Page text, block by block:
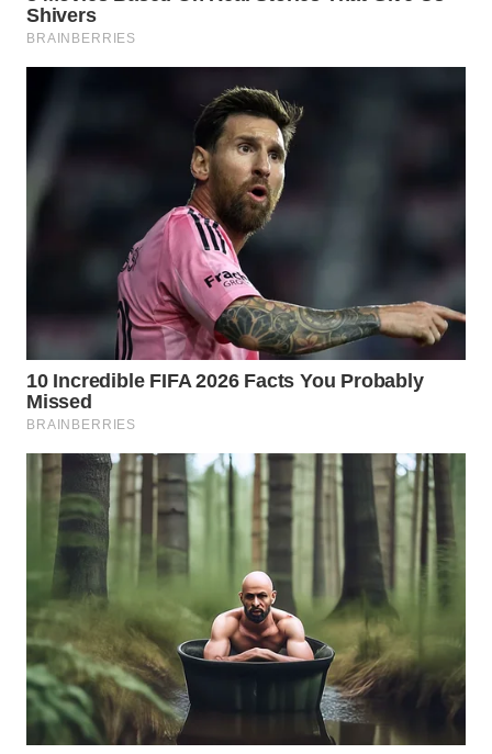
WN
BOROBUDUR
WN
MADURA
WN
SURABAYA
WN
NATUNA
WN
BINTAN
WN
MANDALIKA